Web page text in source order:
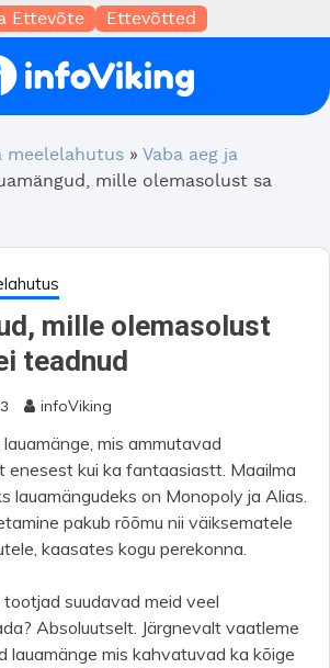
Ettevõte Ettevõtted
meelelahutus » Vaba aeg ja
mille olemasolust sa
mille olemasolust
teadnud
infoViking
mis ammutavad
enesest kui ka fantaasiastt. Maailma
lauamängudeks on Monopoly ja Alias.
pakub rõõmu nii väiksematele
kaasates kogu perekonna.
tootjad suudavad meid veel
Absoluutselt. Järgnevalt vaatleme
lauamänge mis kahvatuvad ka kõige